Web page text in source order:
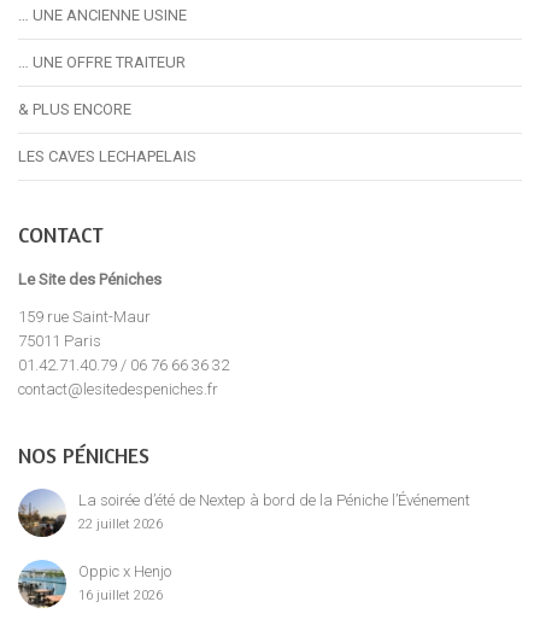
… UNE ANCIENNE USINE
… UNE OFFRE TRAITEUR
& PLUS ENCORE
LES CAVES LECHAPELAIS
CONTACT
Le Site des Péniches
159 rue Saint-Maur
75011 Paris
01.42.71.40.79 / 06 76 66 36 32
contact@lesitedespeniches.fr
NOS PÉNICHES
La soirée d’été de Nextep à bord de la Péniche l’Événement
22 juillet 2026
Oppic x Henjo
16 juillet 2026